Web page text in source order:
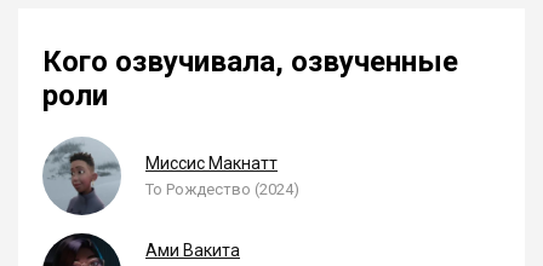
Кого озвучивала, озвученные
роли
Миссис Макнатт
То Рождество (2024)
Ами Вакита